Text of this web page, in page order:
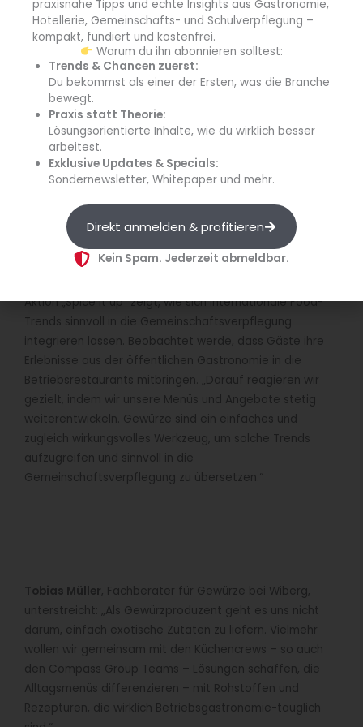
Entwickelt wurde die besondere Aktion vom hauseigenen
Kulinarik Team in enger Zusammenarbeit mit
GewürzpartnerWiberg. Ergänzt wird das Angebot durch
passende Snacks und bunte Superfood-Getränke, die
das Geschmackserlebnis abrunden und für zusätzliche
Genussmomente sorgen.
Internationale Food-Trends übertragen
„Gewürze sind Schlüssel zu Emotionen und Erinnerungen
– sie nehmen uns mit auf eine Reise weit über den
Tellerrand hinaus“, erklärtAndré Schellenberg, Culinary
Commercial Director der Compass Group Deutschland.
Sie weckten Assoziationen an vertraute
Kindheitsgerichte, besondere Reiseerlebnisse oder den
Aktion „Spice it up“ zeigt, wie sich internationale Food-
Trends sinnvoll in die Gemeinschaftsverpflegung
integrieren lassen. Beobachtet werde, dass Gäste ihre
Erlebnisse aus der öffentlichen Gastronomie in die
Betriebsrestaurants mitbringen. „Darauf reagieren wir
gezielt, indem wir unsere Menüs und Angebote stetig
weiterentwickeln. Gewürze sind ein einfaches und
zugleich wirkungsvolles Werkzeug, um solche Trends
aufzugreifen und sinnvoll in die
Gemeinschaftsverpflegung zu übersetzen.“
Tobias Müller, Fachberater für Gewürze bei Wiberg,
unterstreicht: „Als Gewürzproduzent geht es uns nicht
darum, einfach exotische Zutaten zu liefern. Vielmehr
wollen wir gemeinsam mit den Küchencrews – so auch
den Compass Group Teams – Lösungen schaffen, die
Alltagsmenüs differenzieren – mit Rohstoffen und
Rezepturen, die wirklich Betriebsgastronomie-tauglich
praxisnahe Tipps und echte Insights aus Gastronomie,
Hotellerie, Gemeinschafts- und Schulverpflegung –
kompakt, fundiert und kostenfrei.
Warum du ihn abonnieren solltest:
Trends & Chancen zuerst:
Du bekommst als einer der Ersten, was die Branche
bewegt.
Praxis statt Theorie:
Lösungsorientierte Inhalte, wie du wirklich besser
arbeitest.
Exklusive Updates & Specials:
Sondernewsletter, Whitepaper und mehr.
Direkt anmelden & profitieren
Kein Spam. Jederzeit abmeldbar.